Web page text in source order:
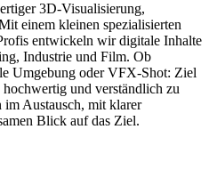
3D-Visualisierung,
einem kleinen spezialisierten
entwickeln wir digitale Inhalte
Industrie und Film. Ob
Umgebung oder VFX-Shot: Ziel
und verständlich zu
im Austausch, mit klarer
Blick auf das Ziel.